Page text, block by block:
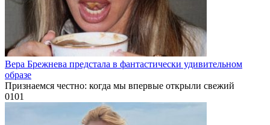
Вера Брежнева предстала в фантастически удивительном
образе
Признаемся честно: когда мы впервые открыли свежий
0101